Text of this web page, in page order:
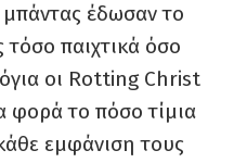
έδωσαν το
παιχτικά όσο
οι Rotting Christ
φορά το πόσο τίμια
εμφάνιση τους